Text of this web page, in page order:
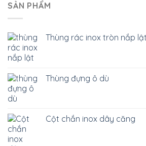
SẢN PHẨM
Thùng rác inox tròn nắp
Thùng đựng ô dù
Cột chắn inox dây căng